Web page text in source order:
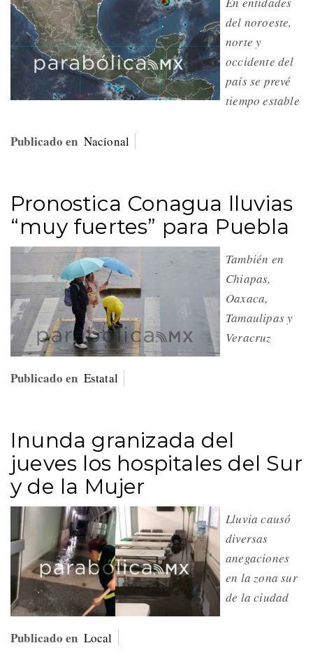
del noroeste,
norte y
occidente del
país se prevé
tiempo estable
Publicado en Nacional
Pronostica Conagua lluvias
“muy fuertes” para Puebla
También en
Chiapas,
Oaxaca,
Tamaulipas y
Veracruz
Publicado en Estatal
Inunda granizada del
jueves los hospitales del Sur
y de la Mujer
Lluvia causó
diversas
anegaciones
en la zona sur
de la ciudad
Publicado en Local